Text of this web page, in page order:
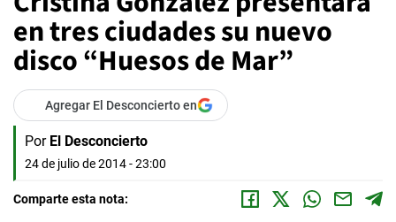
en tres ciudades su nuevo
disco “Huesos de Mar”
Agregar El Desconcierto en
Por El Desconcierto
24 de julio de 2014 - 23:00
Comparte esta nota: